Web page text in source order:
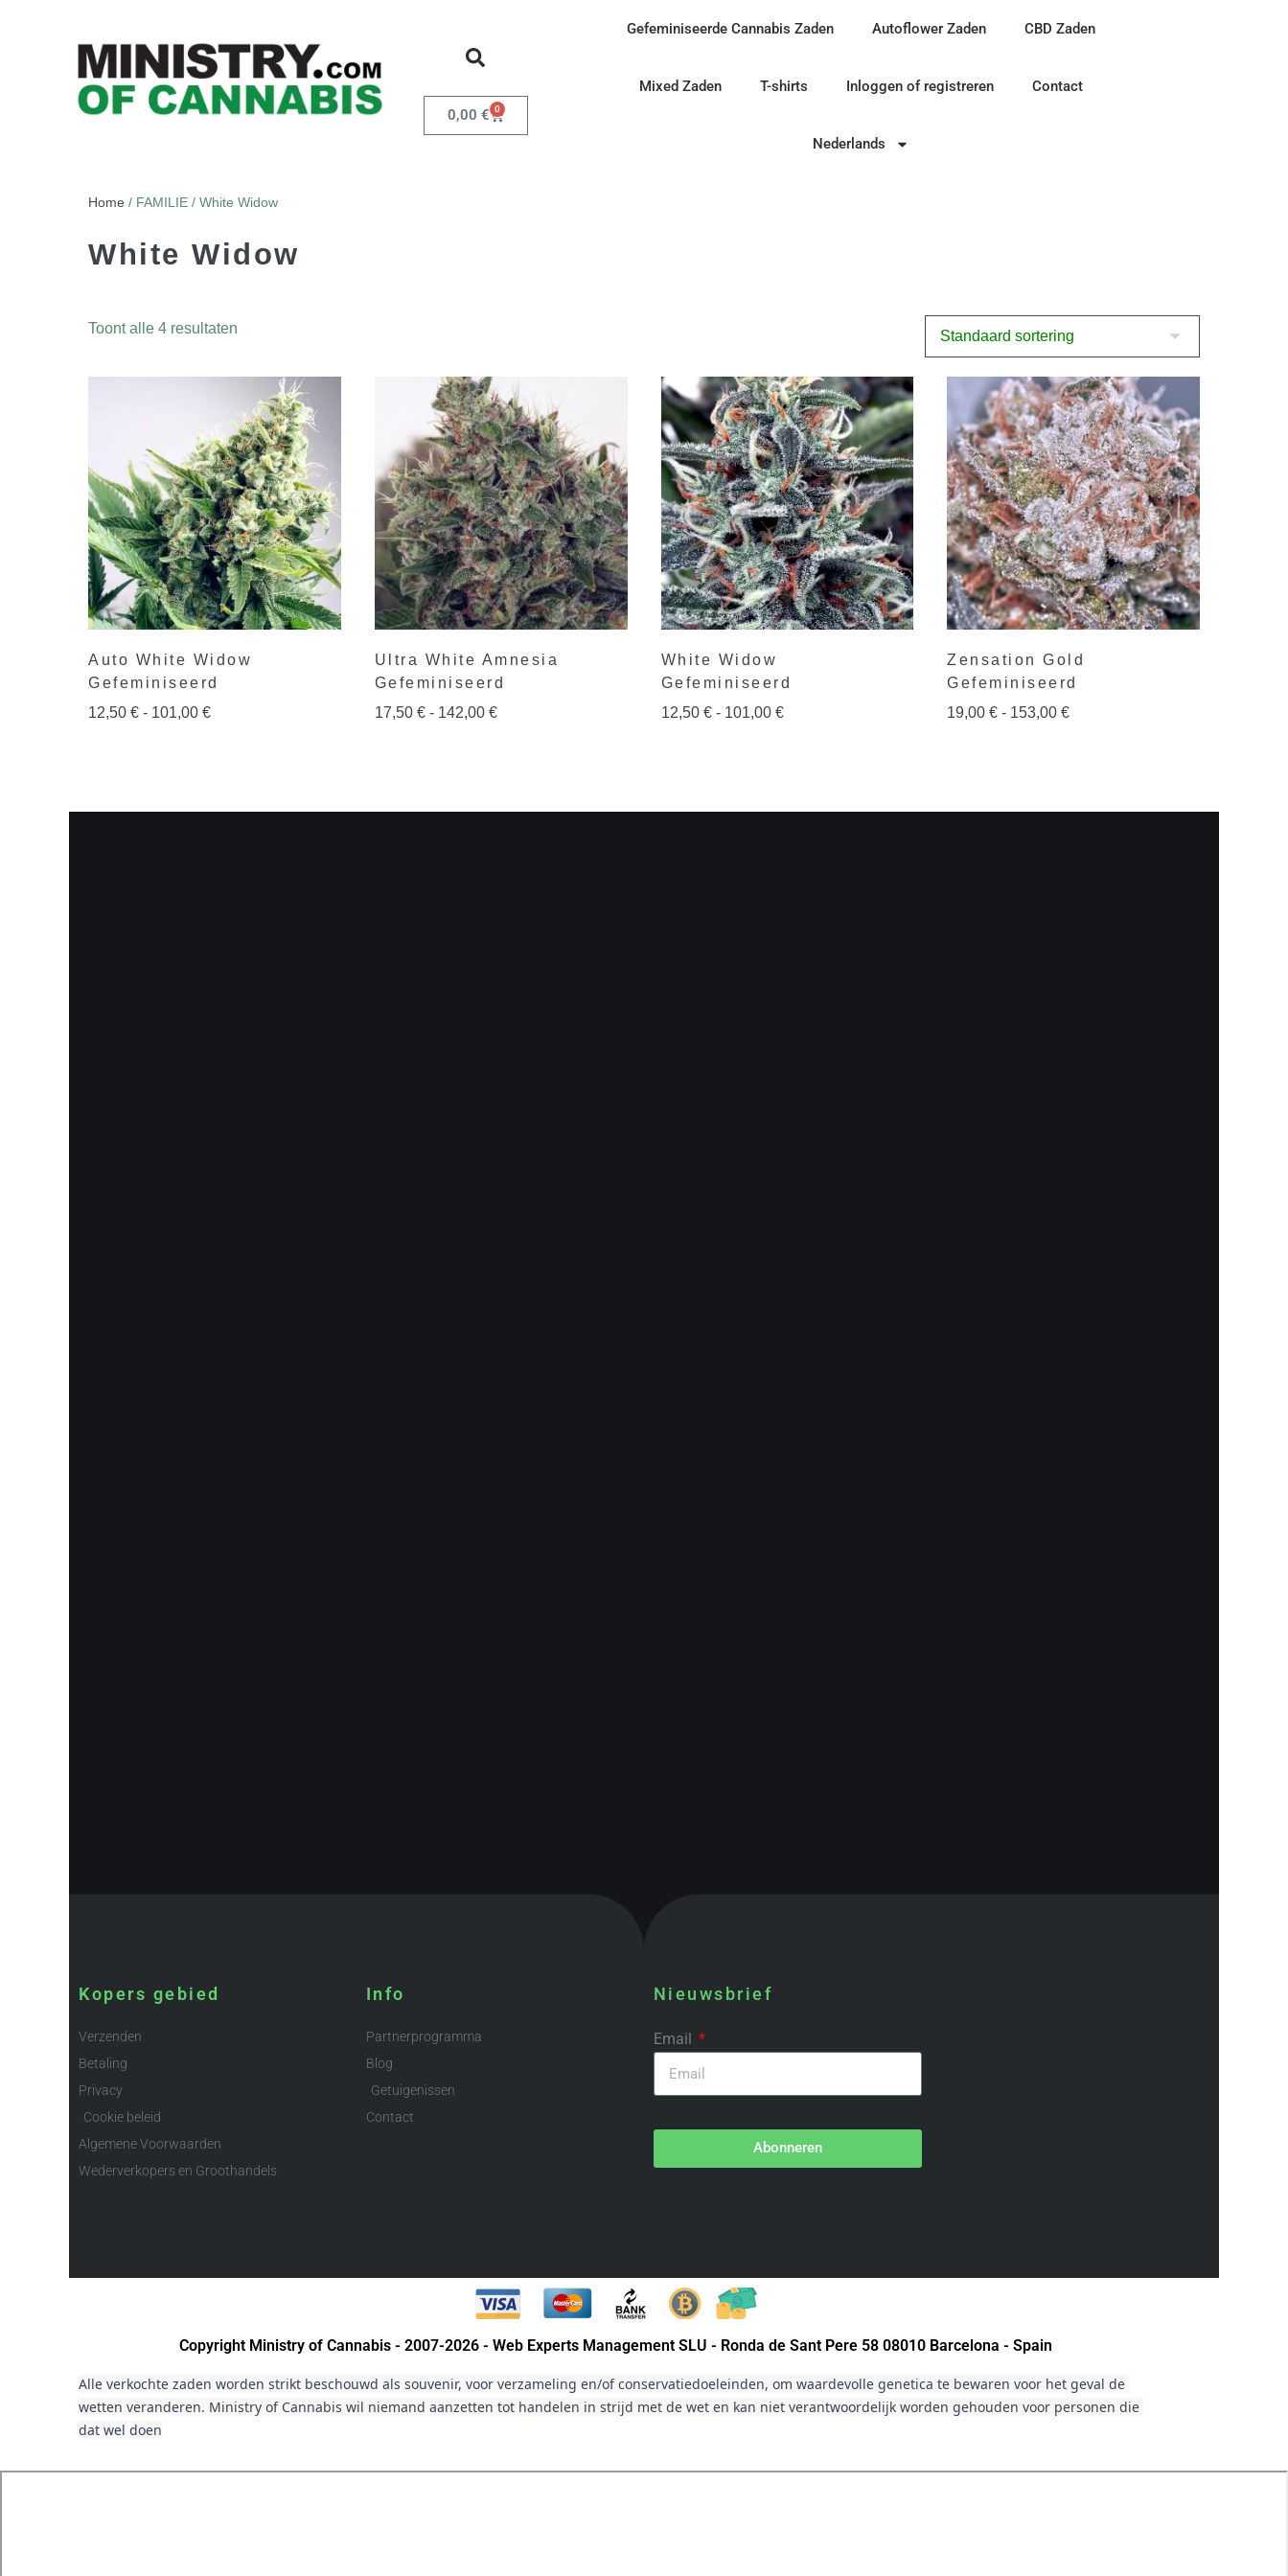
0,00 € 0
Gefeminiseerde Cannabis Zaden Autoflower Zaden CBD Zaden
Mixed Zaden T-shirts Inloggen of registreren Contact
Nederlands
Home / FAMILIE / White Widow
White Widow
Toont alle 4 resultaten
Auto White Widow
Gefeminiseerd
12,50 € - 101,00 €
Ultra White Amnesia
Gefeminiseerd
17,50 € - 142,00 €
White Widow
Gefeminiseerd
12,50 € - 101,00 €
Zensation Gold
Gefeminiseerd
19,00€ - 153,00€
Kopers gebied
Verzenden
Betaling
Privacy
Cookie beleid
Algemene Voorwaarden
Wederverkopers en Groothandels
Info
Partnerprogramma
Blog
Getuigenissen
Contact
Nieuwsbrief
Email
Abonneren
Copyright Ministry of Cannabis - 2007-2026 - Web Experts Management SLU - Ronda de Sant Pere 58 08010 Barcelona - Spain
Alle verkochte zaden worden strikt beschouwd als souvenir, voor verzameling en/of conservatiedoeleinden, om waardevolle genetica te bewaren voor het geval de
wetten veranderen. Ministry of Cannabis wil niemand aanzetten tot handelen in strijd met de wet en kan niet verantwoordelijk worden gehouden voor personen die
dat wel doen